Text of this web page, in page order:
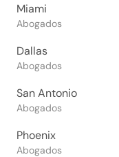
Miami
Abogados
Dallas
Abogados
San Antonio
Abogados
Phoenix
Abogados